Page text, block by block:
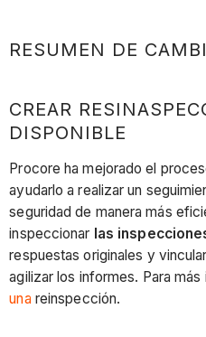
RESUMEN DE
CREAR
DISPONIBLE
Procore ha mejorado el
ayudarlo a realizar un
seguridad de manera más
inspeccionar las
respuestas originales y
agilizar los informes. Para
unareinspección.